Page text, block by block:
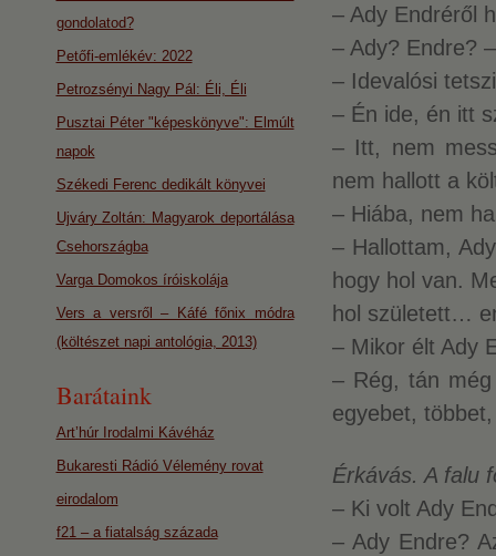
– Ady Endréről
– Ady? Endre?
– Idevalósi
– Én ide, én itt
– Itt, nem
nem hallott a
– Hiába, nem
– Hallottam,
hogy hol van.
hol született…
– Mikor élt Ady
– Rég, tán
egyebet,
Érkávás. A falu
– Ki volt Ady
– Ady Endre?
gondolatod?
Petőfi-emlékév: 2022
Petrozsényi Nagy Pál: Éli, Éli
Pusztai Péter "képeskönyve": Elmúlt
napok
Székedi Ferenc dedikált könyvei
Ujváry Zoltán: Magyarok deportálása
Csehországba
Varga Domokos íróiskolája
Vers a versről – Káfé főnix módra
(költészet napi antológia, 2013)
Barátaink
Art’húr Irodalmi Kávéház
Bukaresti Rádió Vélemény rovat
eirodalom
f21 – a fiatalság százada